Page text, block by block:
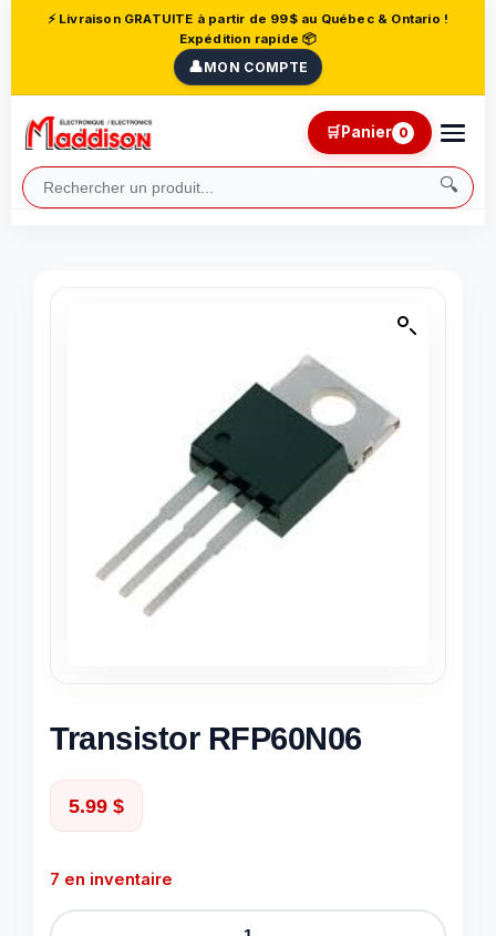
⚡ Livraison GRATUITE à partir de 99$ au Québec & Ontario !
Expédition rapide 📦
👤MON COMPTE
🔍
🛒Panier 0
Transistor RFP60N06
5.99 $
7 en inventaire
quantité